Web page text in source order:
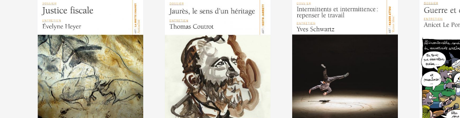
peuvent
choisies
sur
la
page
du
produit
options
peuvent
choisies
sur
la
page
du
produit
options
peuvent
page
produit